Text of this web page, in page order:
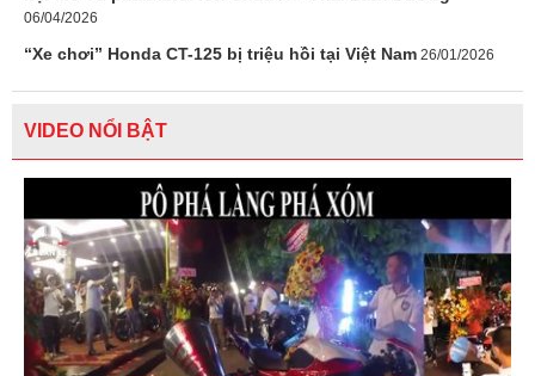
06/04/2026
“Xe chơi” Honda CT-125 bị triệu hồi tại Việt Nam 26/01/2026
VIDEO NỔI BẬT